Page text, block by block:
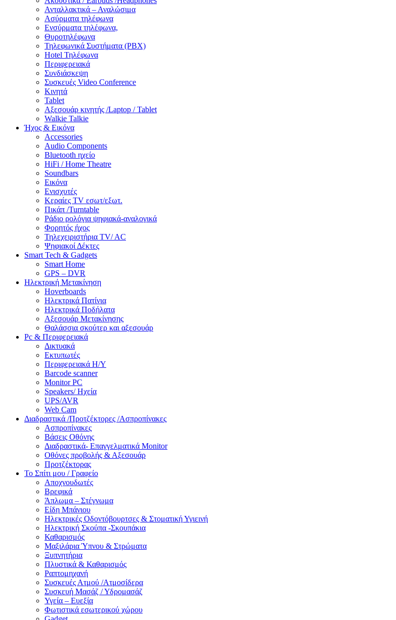
Ανταλλακτικά – Αναλώσιμα
Ασύρματα τηλέφωνα
Ενσύρματα τηλέφωνα,
Θυροτηλέφωνα
Τηλεφωνικά Συστήματα (PBX)
Hotel Τηλέφωνα
Περιφερειακά
Συνδιάσκεψη
Συσκευές Video Conference
Κινητά
Tablet
Αξεσουάρ κινητής /Laptop / Tablet
Walkie Talkie
Ήχος & Εικόνα
Accessories
Audio Components
Bluetooth ηχείο
HiFi / Home Theatre
Soundbars
Εικόνα
Ενισχυτές
Κεραίες TV εσωτ/εξωτ.
Πικάπ /Turntable
Ράδιο ρολόγια ψηφιακά-αναλογικά
Φορητός ήχος
Τηλεχειριστήρια TV/ AC
Ψηφιακοί Δέκτες
Smart Tech & Gadgets
Smart Home
GPS – DVR
Ηλεκτρική Μετακίνηση
Hoverboards
Ηλεκτρικά Πατίνια
Ηλεκτρικά Ποδήλατα
Αξεσουάρ Μετακίνησης
Θαλάσσια σκούτερ και αξεσουάρ
Pc & Περιφερειακά
Δικτυακά
Εκτυπωτές
Περιφερειακά Η/Υ
Barcode scanner
Monitor PC
Speakers/ Ηχεία
UPS/AVR
Web Cam
Διαδραστικά /Προτζέκτορες /Ασπροπίνακες
Ασπροπίνακες
Βάσεις Οθόνης
Διαδραστικά- Επαγγελματικά Monitor
Οθόνες προβολής & Αξεσουάρ
Προτζέκτορας
Το Σπίτι μου / Γραφείο
Αποχνουδωτές
Βρεφικά
Άπλωμα – Στέγνωμα
Είδη Μπάνιου
Ηλεκτρικές Οδοντόβουρτσες & Στοματική Υγιεινή
Ηλεκτρική Σκούπα -Σκουπάκια
Καθαρισμός
Μαξιλάρια Ύπνου & Στρώματα
Ξυπνητήρια
Πλυστικά & Καθαρισμός
Ραπτομηχανή
Συσκευές Ατμού /Ατμοσίδερα
Συσκευή Μασάζ / Υδρομασάζ
Υγεία – Ευεξία
Φωτιστικά εσωτερικού χώρου